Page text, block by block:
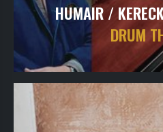
HUMAIR /
DRUM
oct 2021-